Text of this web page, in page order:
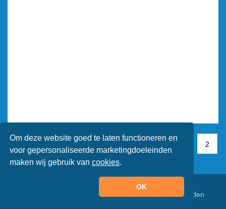
Om deze website goed te laten functioneren en
voor gepersonaliseerde marketingdoeleinden
maken wij gebruik vancookies.
OK
2
© Animaatjes.nl - 2005/2026 - Alle rechten voorbehouden